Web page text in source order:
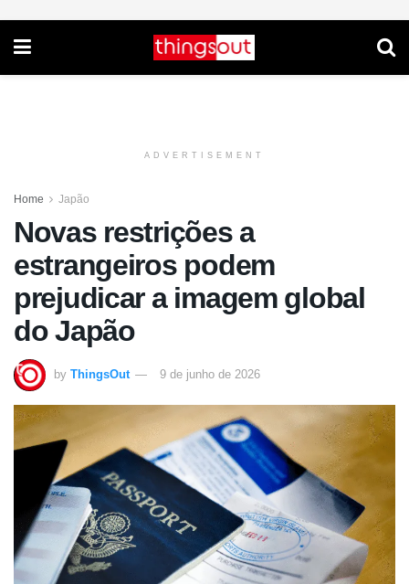
ADVERTISEMENT
Home Japão
Novas restrições a
estrangeiros podem
prejudicar a imagem global
do Japão
by ThingsOut 9 de junho de 2026